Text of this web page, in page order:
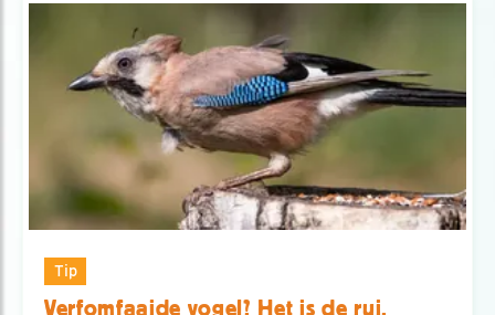
Tip
Verfomfaaide vogel? Het is de rui.